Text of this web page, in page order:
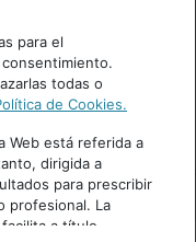
Cancelar
para el
todas o
de Cookies.
Web está referida a
dirigida a
para prescribir
profesional. La
a título